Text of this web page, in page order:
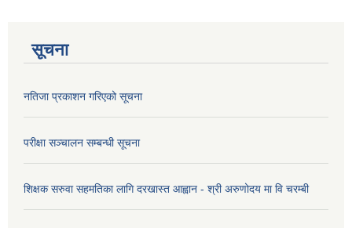
सूचना
नतिजा प्रकाशन गरिएको सूचना
परीक्षा सञ्चालन सम्बन्धी सूचना
शिक्षक सरुवा सहमतिका लागि दरखास्त आह्वान - श्री अरुणोदय मा वि चरम्बी